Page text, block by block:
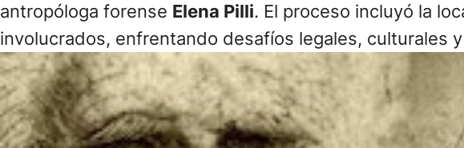
antropóloga forense Elena Pilli. El proceso incluyó la
involucrados, enfrentando desafíos legales, culturales